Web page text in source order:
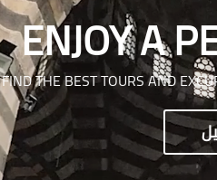
ENJOY A
FIND THE BEST TOURS AND